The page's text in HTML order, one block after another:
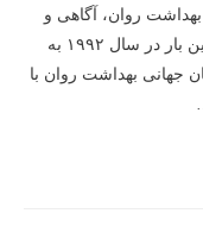
بهداشت روان، آگاهی و
دفاع از بدنامی اجتماعی است. این روز نخستین بار در سال ۱۹۹۲ به
جهانی بهداشت روان با